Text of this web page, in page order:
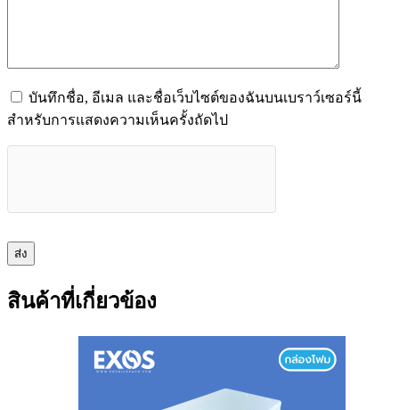
บันทึกชื่อ, อีเมล และชื่อเว็บไซต์ของฉันบนเบราว์เซอร์นี้
สำหรับการแสดงความเห็นครั้งถัดไป
ส่ง
สินค้าที่เกี่ยวข้อง